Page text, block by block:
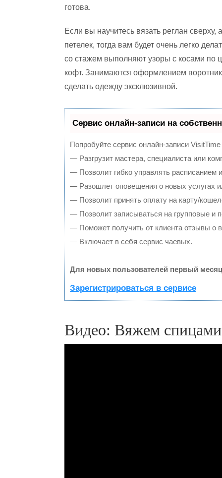
готова.
Если вы научитесь вязать реглан
петелек, тогда вам будет очень легко
со стажем выполняют узоры с косами по
кофт. Занимаются оформлением
сделать одежду эксклюзивной.
Сервис онлайн-записи на
Попробуйте сервис онлайн-записи
— Разгрузит мастера, специалиста или
— Позволит гибко управлять расписанием и
— Разошлет оповещения о новых услугах
— Позволит принять оплату на карту/
— Позволит записываться на групповые и
— Поможет получить от клиента отзывы о
— Включает в себя сервис чаевых.
Для новых пользователей первый
Зарегистрироваться в сервисе
Видео: Вяжем спицами